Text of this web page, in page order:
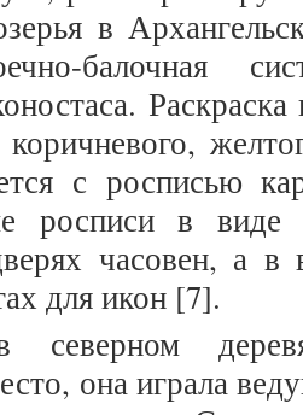
в
балочная
с росписью
росписи в
часовен, а
для икон [7].
она играла